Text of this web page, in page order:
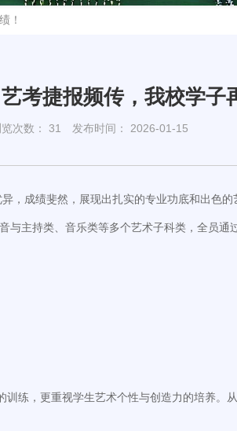
！
艺考捷报频传，我校学子
次数： 31 发布时间： 2026-01-15
绩斐然，展现出扎实的专业功底和出色的
持类、音乐类等多个艺术子科类，全员通
，更重视学生艺术个性与创造力的培养。